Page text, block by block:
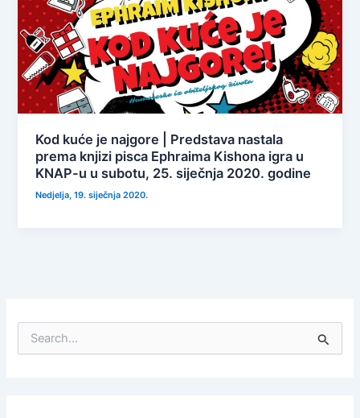
Kod kuće je najgore | Predstava nastala
prema knjizi pisca Ephraima Kishona igra u
KNAP-u u subotu, 25. siječnja 2020. godine
Nedjelja, 19. siječnja 2020.